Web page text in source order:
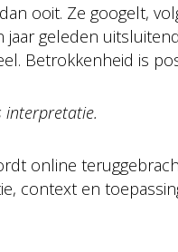
ooit. Ze googelt,
jaar geleden
Betrokkenheid is
interpretatie.
online
context en